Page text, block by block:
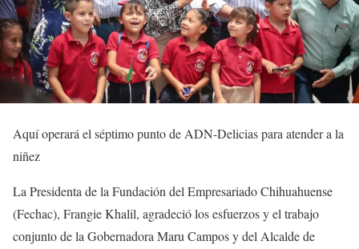
Aquí operará el séptimo punto de ADN-Delicias para atender a la
niñez
La Presidenta de la Fundación del Empresariado Chihuahuense
(Fechac), Frangie Khalil, agradeció los esfuerzos y el trabajo
conjunto de la Gobernadora Maru Campos y del Alcalde de